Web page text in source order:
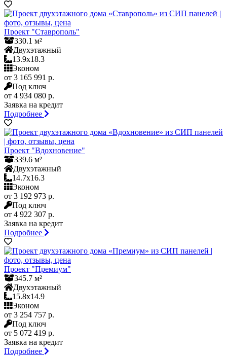
Проект "Ставрополь"
330.1 м²
Двухэтажный
13.9x18.3
Эконом
от 3 165 991 р.
Под ключ
от 4 934 080 р.
Заявка на кредит
Подробнее
Проект "Вдохновение"
339.6 м²
Двухэтажный
14.7x16.3
Эконом
от 3 192 973 р.
Под ключ
от 4 922 307 р.
Заявка на кредит
Подробнее
Проект "Премиум"
345.7 м²
Двухэтажный
15.8x14.9
Эконом
от 3 254 757 р.
Под ключ
от 5 072 419 р.
Заявка на кредит
Подробнее